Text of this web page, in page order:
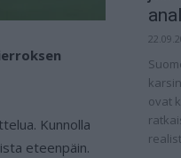
Kunnolla
eteenpäin.
ovat